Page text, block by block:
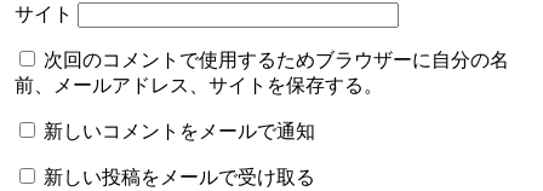
サイト
次回のコメントで使用するためブラウザーに自分の名
前、メールアドレス、サイトを保存する。
新しいコメントをメールで通知
新しい投稿をメールで受け取る